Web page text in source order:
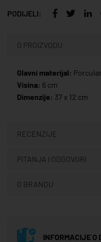
PODIJELI:
O PROIZVODU
Glavni materijal:
Visina: 6 cm
Dimenzije: 37 x 12 cm
RECENZIJE
PITANJA I ODGOVORI
O BRANDU
INFORMACIJE O